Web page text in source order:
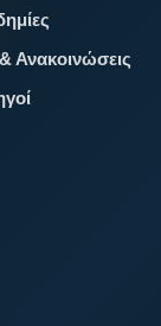
Ανακοινώσεις